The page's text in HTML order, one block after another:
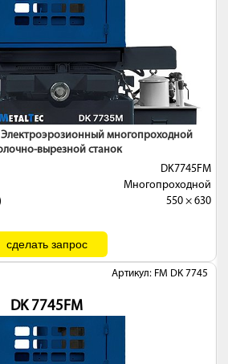
Электроэрозионный многопроходной
вырезной станок
DK7745FМ
Многопроходной
550 × 630
Артикул: FM DK 7745
DK 7745FМ